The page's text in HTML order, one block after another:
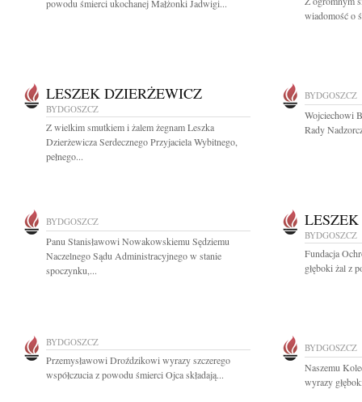
powodu śmierci ukochanej Małżonki Jadwigi...
wiadomość o
LESZEK DZIERŻEWICZ
BYDGOSZCZ
Z wielkim smutkiem i żalem żegnam Leszka
Dzierżewicza Serdecznego Przyjaciela Wybitnego,
pełnego...
BYDGOSZCZ
Wojciechowi
Rady
BYDGOSZCZ
Panu Stanisławowi Nowakowskiemu Sędziemu
Naczelnego Sądu Administracyjnego w stanie
spoczynku,...
BYDGOSZCZ
Fundacja
głęboki żal z
BYDGOSZCZ
Przemysławowi Droździkowi wyrazy szczerego
współczucia z powodu śmierci Ojca składają...
BYDGOSZCZ
Naszemu
wyrazy